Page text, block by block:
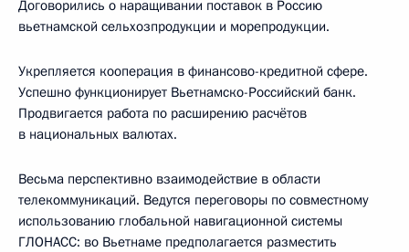
Договорились о наращивании поставок в Россию
вьетнамской сельхозпродукции и морепродукции.
Укрепляется кооперация в финансово-кредитной сфере.
Успешно функционирует Вьетнамско-Российский банк.
Продвигается работа по расширению расчётов
в национальных валютах.
Весьма перспективно взаимодействие в области
телекоммуникаций. Ведутся переговоры по совместному
использованию глобальной навигационной системы
ГЛОНАСС: во Вьетнаме предполагается разместить